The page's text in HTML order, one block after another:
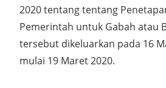
2020 tentang tentang
Pemerintah untuk Gabah atau
tersebut dikeluarkan pada 16
mulai 19 Maret 2020.